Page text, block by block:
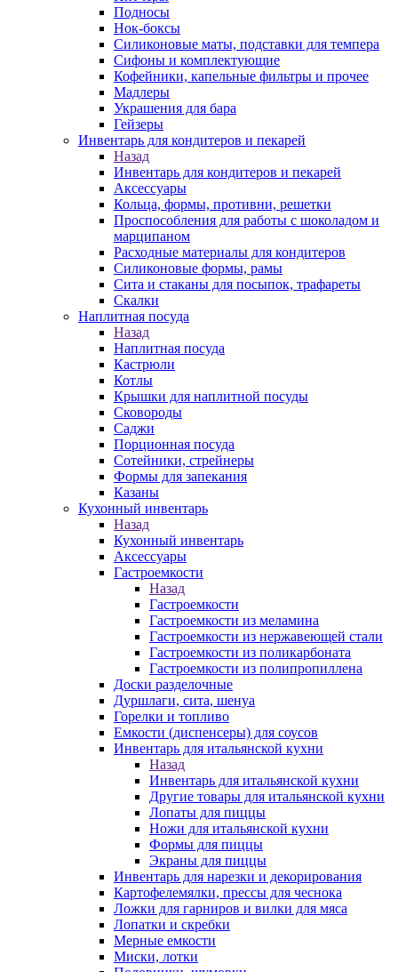
Подносы
Нок-боксы
Силиконовые маты, подставки для темпера
Сифоны и комплектующие
Кофейники, капельные фильтры и прочее
Мадлеры
Украшения для бара
Гейзеры
Инвентарь для кондитеров и пекарей
Назад
Инвентарь для кондитеров и пекарей
Аксессуары
Кольца, формы, противни, решетки
Проспособления для работы с шоколадом и
марципаном
Расходные материалы для кондитеров
Силиконовые формы, рамы
Сита и стаканы для посыпок, трафареты
Скалки
Наплитная посуда
Назад
Наплитная посуда
Кастрюли
Котлы
Крышки для наплитной посуды
Сковороды
Саджи
Порционная посуда
Сотейники, стрейнеры
Формы для запекания
Казаны
Кухонный инвентарь
Назад
Кухонный инвентарь
Аксессуары
Гастроемкости
Назад
Гастроемкости
Гастроемкости из меламина
Гастроемкости из нержавеющей стали
Гастроемкости из поликарбоната
Гастроемкости из полипропиллена
Доски разделочные
Дуршлаги, сита, шенуа
Горелки и топливо
Емкости (диспенсеры) для соусов
Инвентарь для итальянской кухни
Назад
Инвентарь для итальянской кухни
Другие товары для итальянской кухни
Лопаты для пиццы
Ножи для итальянской кухни
Формы для пиццы
Экраны для пиццы
Инвентарь для нарезки и декорирования
Картофелемялки, прессы для чеснока
Ложки для гарниров и вилки для мяса
Лопатки и скребки
Мерные емкости
Миски, лотки